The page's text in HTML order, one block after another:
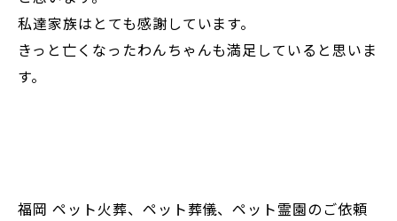
私達家族はとても感謝しています。
きっと亡くなったわんちゃんも満足していると思いま
す。
福岡 ペット火葬、ペット葬儀、ペット霊園のご依頼